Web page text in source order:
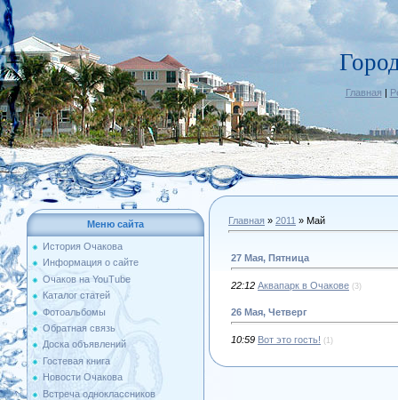
Главная |
Меню сайта
История Очакова
Информация о сайте
Очаков на YouTube
Каталог статей
Фотоальбомы
Обратная связь
Доска объявлений
Гостевая книга
Новости Очакова
Встреча одноклассников
Главная » 2011 » Май
27 Мая, Пятница
22:12 Аквапарк в Очакове (3)
26 Мая, Четверг
10:59 Вот это гость! (1)